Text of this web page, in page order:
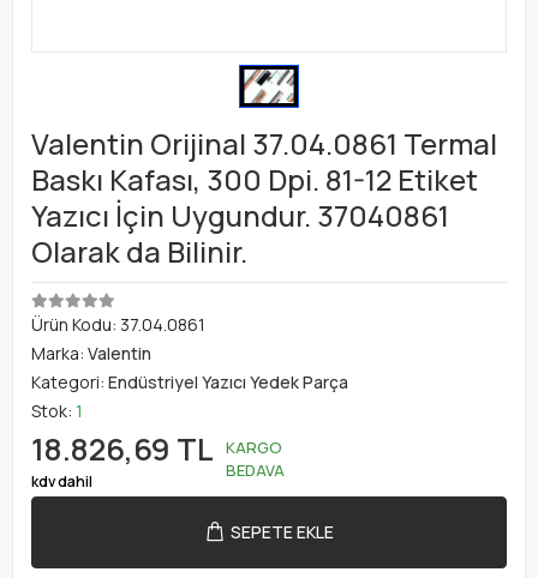
Valentin Orijinal 37.04.0861 Termal
Baskı Kafası, 300 Dpi. 81-12 Etiket
Yazıcı İçin Uygundur. 37040861
Olarak da Bilinir.
Ürün Kodu: 37.04.0861
Marka: Valentin
Kategori: Endüstriyel Yazıcı Yedek Parça
Stok: 1
18.826,69 TL
kdv dahil
KARGO
BEDAVA
SEPETE EKLE